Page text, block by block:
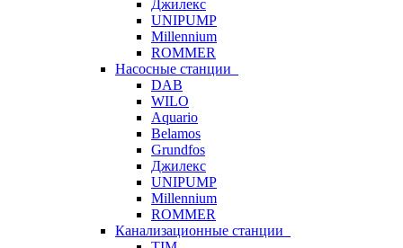
Джилекс
UNIPUMP
Millennium
ROMMER
Насосные станции
DAB
WILO
Aquario
Belamos
Grundfos
Джилекс
UNIPUMP
Millennium
ROMMER
Канализационные станции